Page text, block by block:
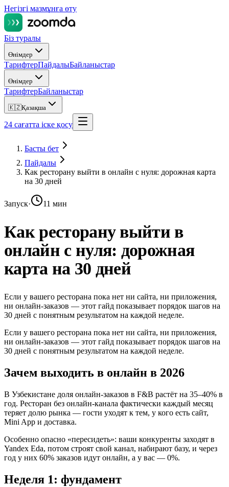
Негізгі мазмұнға өту
Біз туралы
Өнімдер
ТарифтерПайдалыБайланыстар
Өнімдер
ТарифтерБайланыстар
🇰🇿Қазақша
24 сағатта іске қосу
Басты бет
Пайдалы
Как ресторану выйти в онлайн с нуля: дорожная карта
на 30 дней
Запуск· 11 мин
Как ресторану выйти в
онлайн с нуля: дорожная
карта на 30 дней
Если у вашего ресторана пока нет ни сайта, ни приложения,
ни онлайн-заказов — этот гайд показывает порядок шагов на
30 дней с понятным результатом на каждой неделе.
Если у вашего ресторана пока нет ни сайта, ни приложения,
ни онлайн-заказов — этот гайд показывает порядок шагов на
30 дней с понятным результатом на каждой неделе.
Зачем выходить в онлайн в 2026
В Узбекистане доля онлайн-заказов в F&B растёт на 35–40% в
год. Ресторан без онлайн-канала фактически каждый месяц
теряет долю рынка — гости уходят к тем, у кого есть сайт,
Mini App и доставка.
Особенно опасно «пересидеть»: ваши конкуренты заходят в
Yandex Eda, потом строят свой канал, набирают базу, и через
год у них 60% заказов идут онлайн, а у вас — 0%.
Неделя 1: фундамент